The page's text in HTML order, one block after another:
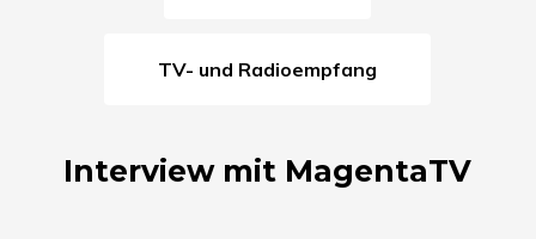
TV- und Radioempfang
Interview mit MagentaTV